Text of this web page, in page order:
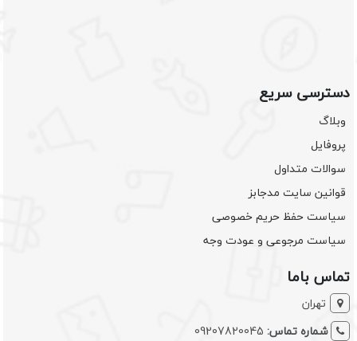
دسترسی سریع
وبلاگ
پروفایل
سوالات متداول
قوانین سایت مدجابز
سیاست حفظ حریم خصوصی
سیاست مرجوعی و عودت وجه
تماس باما
تهران
شماره تماس: 09207820045